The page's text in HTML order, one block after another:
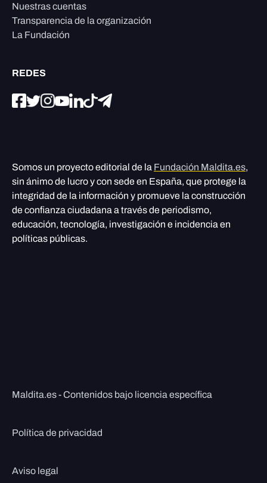
Nuestras cuentas
Transparencia de la organización
La Fundación
REDES
Somos un proyecto editorial de la Fundación Maldita.es,
sin ánimo de lucro y con sede en España, que protege la
integridad de la información y promueve la construcción
de confianza ciudadana a través de periodismo,
educación, tecnología, investigación e incidencia en
políticas públicas.
Maldita.es - Contenidos bajo licencia específica
Política de privacidad
Aviso legal